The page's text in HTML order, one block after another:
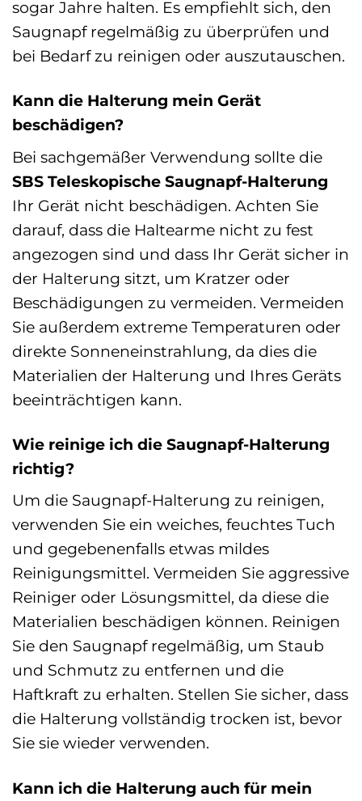
sogar Jahre halten. Es empfiehlt sich, den
Saugnapf regelmäßig zu überprüfen und
bei Bedarf zu reinigen oder auszutauschen.
Kann die Halterung mein Gerät
beschädigen?
Bei sachgemäßer Verwendung sollte die
SBS Teleskopische Saugnapf-Halterung
Ihr Gerät nicht beschädigen. Achten Sie
darauf, dass die Haltearme nicht zu fest
angezogen sind und dass Ihr Gerät sicher in
der Halterung sitzt, um Kratzer oder
Beschädigungen zu vermeiden. Vermeiden
Sie außerdem extreme Temperaturen oder
direkte Sonneneinstrahlung, da dies die
Materialien der Halterung und Ihres Geräts
beeinträchtigen kann.
Wie reinige ich die Saugnapf-Halterung
richtig?
Um die Saugnapf-Halterung zu reinigen,
verwenden Sie ein weiches, feuchtes Tuch
und gegebenenfalls etwas mildes
Reinigungsmittel. Vermeiden Sie aggressive
Reiniger oder Lösungsmittel, da diese die
Materialien beschädigen können. Reinigen
Sie den Saugnapf regelmäßig, um Staub
und Schmutz zu entfernen und die
Haftkraft zu erhalten. Stellen Sie sicher, dass
die Halterung vollständig trocken ist, bevor
Sie sie wieder verwenden.
Kann ich die Halterung auch für mein